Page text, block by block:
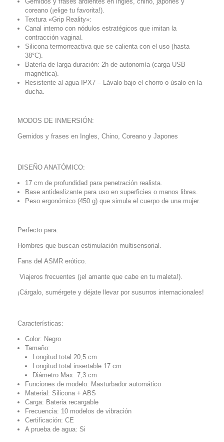
coreano (¡elige tu favorita!).
Textura «Grip Reality»:
Canal interno con nódulos estratégicos que imitan la
contracción vaginal.
Silicona termorreactiva que se calienta con el uso (hasta
38°C).
Batería de larga duración: 2h de autonomía (carga USB
magnética).
Resistente al agua IPX7 – Lávalo bajo el chorro o úsalo en la
ducha.
MODOS DE INMERSIÓN:
Gemidos y frases en Ingles, Chino, Coreano y Japones
DISEÑO ANATÓMICO:
17 cm de profundidad para penetración realista.
Base antideslizante para uso en superficies o manos libres.
Peso ergonómico (450 g) que simula el cuerpo de una mujer.
Perfecto para:
Hombres que buscan estimulación multisensorial.
Fans del ASMR erótico.
Viajeros frecuentes (¡el amante que cabe en tu maleta!).
¡Cárgalo, sumérgete y déjate llevar por susurros internacionales!
Características:
Color: Negro
Tamaño:
Longitud total 20,5 cm
Longitud total insertable 17 cm
Diámetro Max. 7,3 cm
Funciones de modelo: Masturbador automático
Material: Silicona + ABS
Carga: Bateria recargable
Frecuencia: 10 modelos de vibración
Certificación: CE
A prueba de agua: Si